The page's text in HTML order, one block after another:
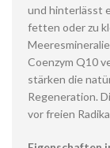
und hinterlässt
fetten oder zu
Coenzym Q10
stärken die
Regeneration.
vor freien